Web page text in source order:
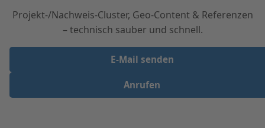
Projekt-/Nachweis-Cluster, Geo-Content & Referenzen
– technisch sauber und schnell.
E‑Mail senden
Anrufen